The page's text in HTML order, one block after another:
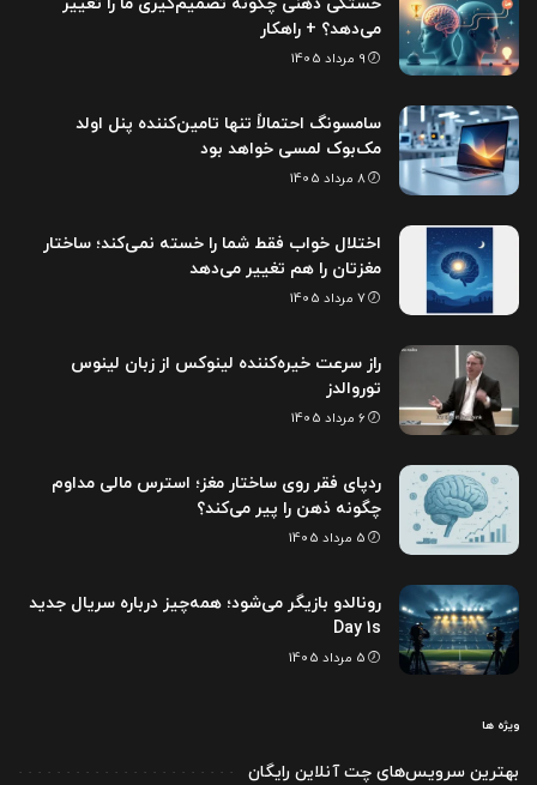
می‌دهد؟ + راهکار
9 مرداد 1405
سامسونگ احتمالاً تنها تامین‌کننده پنل اولد
مک‌بوک لمسی خواهد بود
8 مرداد 1405
اختلال خواب فقط شما را خسته نمی‌کند؛ ساختار
مغزتان را هم تغییر می‌دهد
7 مرداد 1405
راز سرعت خیره‌کننده لینوکس از زبان لینوس
توروالدز
6 مرداد 1405
ردپای فقر روی ساختار مغز؛ استرس مالی مداوم
چگونه ذهن را پیر می‌کند؟
5 مرداد 1405
رونالدو بازیگر می‌شود؛ همه‌چیز درباره سریال جدید
Day 1s
5 مرداد 1405
ویژه ها
بهترین سرویس‌های چت آنلاین رایگان